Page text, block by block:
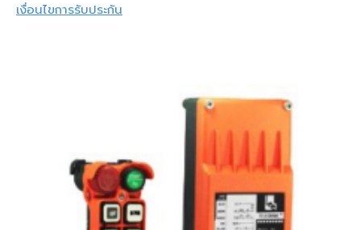
เงื่อนไขการรับประกัน